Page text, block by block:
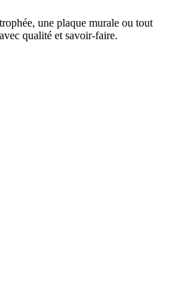
une plaque murale ou tout
qualité et savoir-faire.